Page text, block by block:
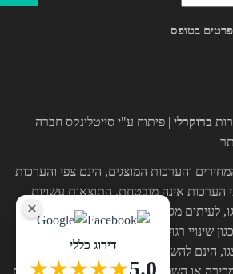
בטופס
ברוקרלי | פיתוח ע"י סייטלינקס חברה
והערכות המוצגים, הינם צפי והערכות
אינה מובטחת. התוצאות עשויות
לעיתים מסיבות שאינן תלויות בחברת
שינויי רגולציה, נזקי מגיפות, כח עליון וכו'.
הינם להשערה בלבד ותלויים בשער הדולר
או השכירות. שער הדולר צפוי להשתנות
דירוג כללי
5.0
★★★★★